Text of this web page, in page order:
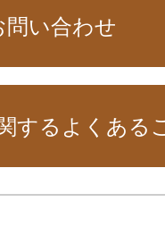
問い合わせ
するよくある